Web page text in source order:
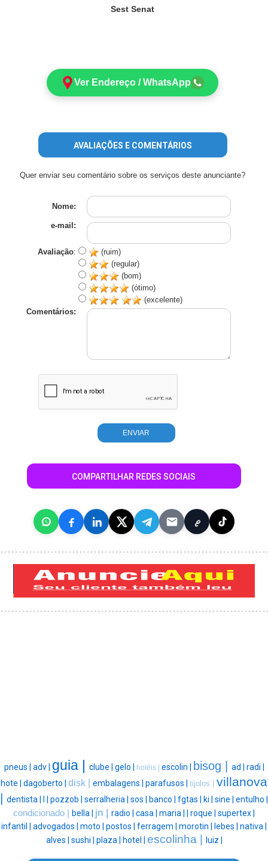
Sest Senat
Ver Endereço / WhatsApp
AVALIAÇÕES E COMENTÁRIOS
Quer enviar seu comentário sobre os serviços deste anunciante?
Nome:
e-mail:
Avaliação:
(ruim)
(regular)
(bom)
(ótimo)
(excelente)
Comentários:
COMPARTILHAR REDES SOCIAIS
pneus | adv | guia | clube | gelo | hotéis | escolin | bisog | ad | radi |
hote | dagoberto | disk | embalagens | parafusos | tijolos | villanova
| dentista | pozzob | serralheria | sos | banco | fgtas | ki | sine | entulho |
condicionado |
bella | jn | radio | casa | maria | roque | supertex |
infantil | advogados | moto | postos | ferragem | morotin | lebes | nativa |
alves | sushi | plaza | hotel | escolinha | luiz |